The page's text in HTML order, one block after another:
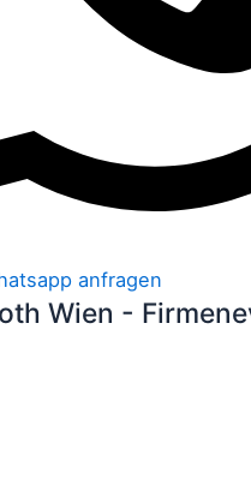
anfragen
Wien -